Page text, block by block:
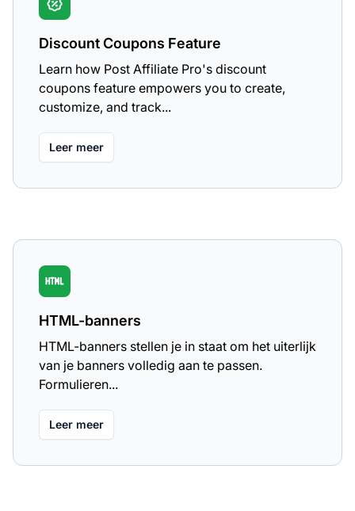
Discount Coupons Feature
Learn how Post Affiliate Pro's discount
coupons feature empowers you to create,
customize, and track...
Leer meer
HTML-banners
HTML-banners stellen je in staat om het uiterlijk
van je banners volledig aan te passen.
Formulieren...
Leer meer